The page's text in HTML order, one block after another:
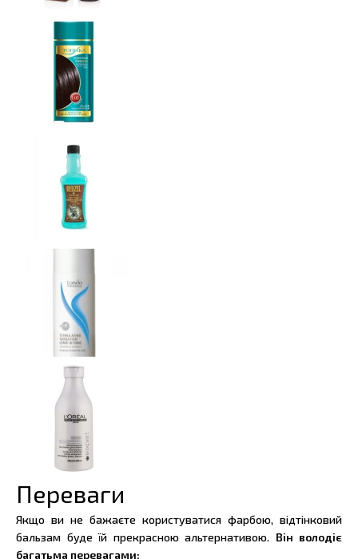
Переваги
Якщо ви не бажаєте користуватися фарбою, відтінковий
бальзам буде їй прекрасною альтернативою. Він володіє
багатьма перевагами: